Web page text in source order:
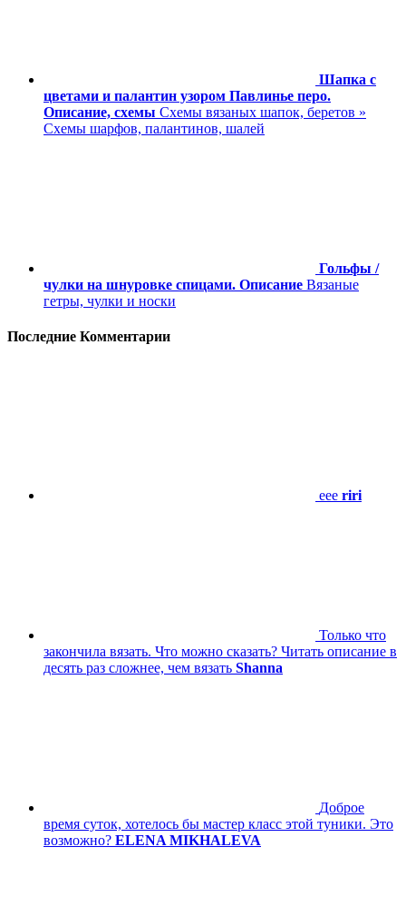
Шапка с
цветами и палантин узором Павлинье перо.
Описание, схемы Схемы вязаных шапок, беретов »
Схемы шарфов, палантинов, шалей
Гольфы /
чулки на шнуровке спицами. Описание Вязаные
гетры, чулки и носки
Последние Комментарии
eee riri
Только что
закончила вязать. Что можно сказать? Читать описание в
десять раз сложнее, чем вязать Shanna
Доброе
время суток, хотелось бы мастер класс этой туники. Это
возможно? ELENA MIKHALEVA